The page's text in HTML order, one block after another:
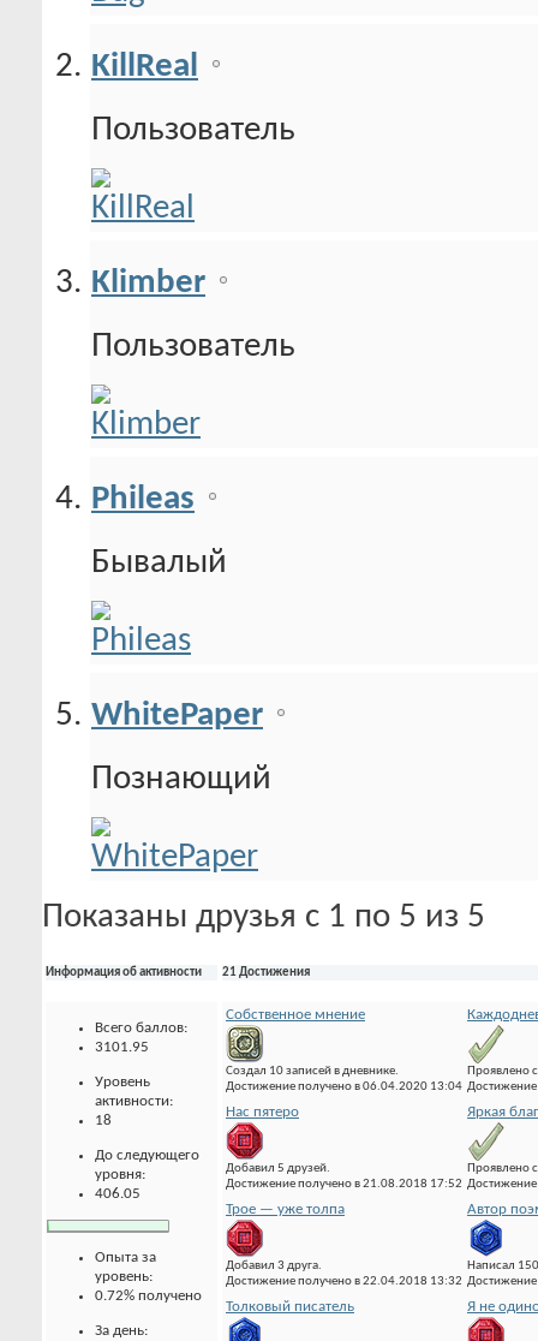
KillReal
Пользователь
Klimber
Пользователь
Phileas
Бывалый
WhitePaper
Познающий
Показаны друзья с 1 по 5 из 5
Информация об активности
Всего баллов:
3101.95
Уровень
активности:
18
До следующего
уровня:
406.05
Опыта за
уровень:
0.72% получено
За день:
21 Достижения
Собственное мнение
Создал 10 записей в дневнике.
Достижение получено в 06.04.2020 13:04
Проявлено
Нас пятеро
Добавил 5 друзей.
Достижение получено в 21.08.2018 17:52
Яркая
Проявлено
Трое — уже толпа
Добавил 3 друга.
Достижение получено в 22.04.2018 13:32
Автор
Написал
Толковый писатель Я не